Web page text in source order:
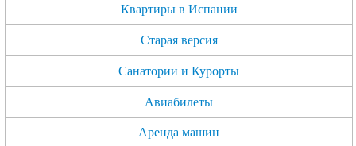
Квартиры в Испании
Старая версия
Санатории и Курорты
Авиабилеты
Аренда машин